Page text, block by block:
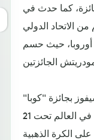
كما حدث في
الاتحاد الدولي
أوروبا، حيث حسم
بجائزة "كوبا"
الجديدة والتي سوف تمنح لأفضل لاعب في العالم تحت 21
على الكرة الذهبية